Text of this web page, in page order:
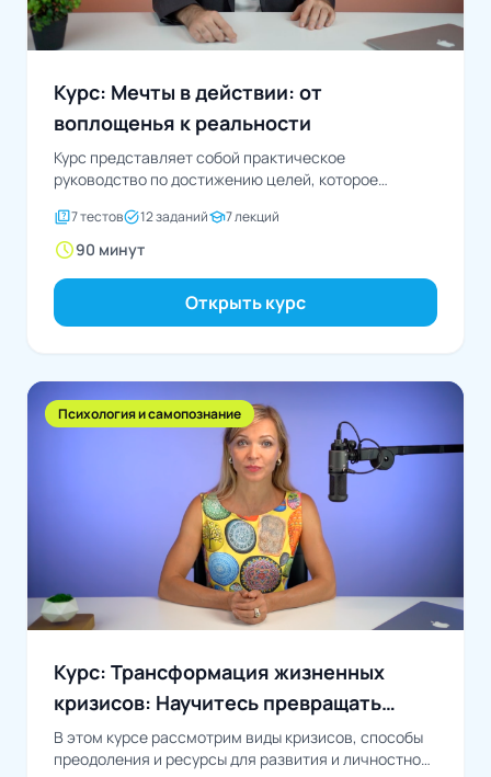
Курс: Мечты в действии: от
воплощенья к реальности
Курс представляет собой практическое
руководство по достижению целей, которое
quiz7 тестовtask_alt12 заданийschool7 лекций
schedule90 минут
Открыть курс
Психология и самопознание
Курс: Трансформация жизненных
кризисов: Научитесь превращать
трудности в возможности
В этом курсе рассмотрим виды кризисов, способы
преодоления и ресурсы для развития и личностного